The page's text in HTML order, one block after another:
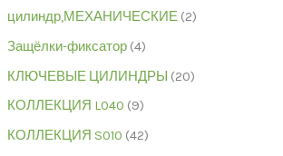
цилиндр,МЕХАНИЧЕСКИЕ 2
Защёлки-фиксатор 4
КЛЮЧЕВЫЕ ЦИЛИНДРЫ
20
КОЛЛЕКЦИЯ L040 9
КОЛЛЕКЦИЯ S010 42